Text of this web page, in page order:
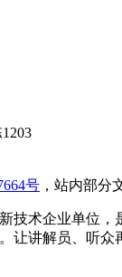
号 ，站内部分
技术企业单位
让讲解员、听